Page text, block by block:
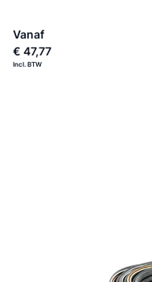
Vanaf
€ 47,77